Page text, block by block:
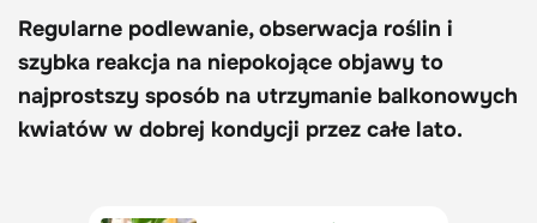
Regularne podlewanie, obserwacja roślin i
szybka reakcja na niepokojące objawy to
najprostszy sposób na utrzymanie balkonowych
kwiatów w dobrej kondycji przez całe lato.